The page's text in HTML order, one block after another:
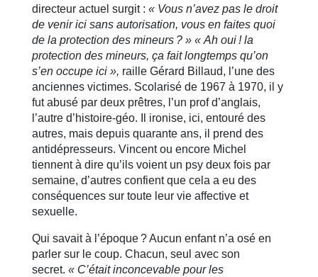
directeur actuel surgit : « Vous n’avez pas le droit
de venir ici sans autorisation, vous en faites quoi
de la protection des mineurs ? » « Ah oui ! la
protection des mineurs, ça fait longtemps qu’on
s’en occupe ici », raille Gérard Billaud, l’une des
anciennes victimes. Scolarisé de 1967 à 1970, il y
fut abusé par deux prêtres, l’un prof d’anglais,
l’autre d’histoire-géo. Il ironise, ici, entouré des
autres, mais depuis quarante ans, il prend des
antidépresseurs. Vincent ou encore Michel
tiennent à dire qu’ils voient un psy deux fois par
semaine, d’autres confient que cela a eu des
conséquences sur toute leur vie affective et
sexuelle.
Qui savait à l’époque ? Aucun enfant n’a osé en
parler sur le coup. Chacun, seul avec son
secret. « C’était inconcevable pour les